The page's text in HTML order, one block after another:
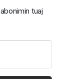
tuaj